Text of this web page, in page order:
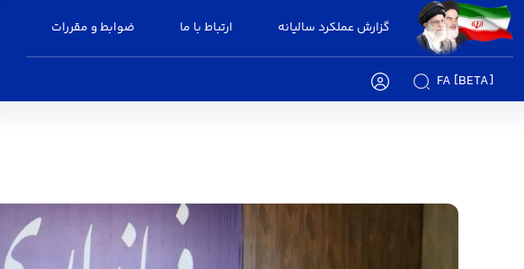
ضوابط و مقررات ارتباط با ما گزارش عملکرد سالیانه
FA [BETA]